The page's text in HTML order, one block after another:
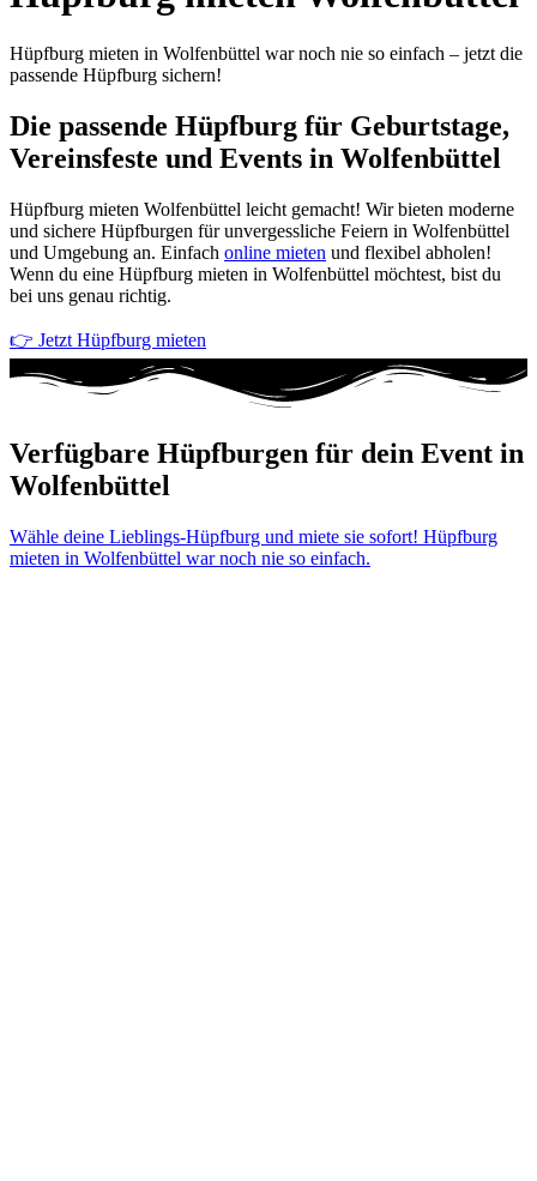
Hüpfburg mieten in Wolfenbüttel war noch nie so einfach – jetzt die
passende Hüpfburg sichern!
Die passende Hüpfburg für Geburtstage,
Vereinsfeste und Events in Wolfenbüttel
Hüpfburg mieten Wolfenbüttel leicht gemacht! Wir bieten moderne
und sichere Hüpfburgen für unvergessliche Feiern in Wolfenbüttel
und Umgebung an. Einfach online mieten und flexibel abholen!
Wenn du eine Hüpfburg mieten in Wolfenbüttel möchtest, bist du
bei uns genau richtig.
👉 Jetzt Hüpfburg mieten
Verfügbare Hüpfburgen für dein Event in
Wolfenbüttel
Wähle deine Lieblings-Hüpfburg und miete sie sofort! Hüpfburg
mieten in Wolfenbüttel war noch nie so einfach.